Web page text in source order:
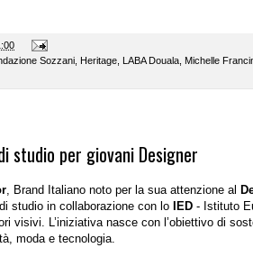
Sozzani Heritage LABA Douala Michelle
studio per giovani Designer
, Brand Italiano noto per la sua attenzione al
studio in collaborazione con lo IED - Istituto
visivi. L’iniziativa nasce con l’obiettivo di
moda e tecnologia